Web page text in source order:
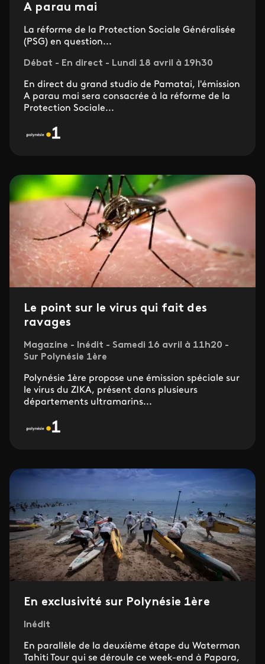
A parau mai
La réforme de la Protection Sociale Généralisée
(PSG) en question...
Débat - En direct - Lundi 18 avril à 19h30
En direct du grand studio de Pamatai, l'émission
A parau mai sera consacrée à la réforme de la
Protection Sociale...
Le point sur le virus qui fait des
ravages
Magazine - Inédit - Samedi 16 avril à 11h20 -
Sur Polynésie 1ère
Polynésie 1ère propose une émission spéciale sur
le virus du ZIKA, présent dans plusieurs
départements ultramarins...
En exclusivité sur Polynésie 1ère
Inédit
En parallèle de la deuxième étape du Waterman
Tahiti Tour qui se déroule ce week-end à Papara,